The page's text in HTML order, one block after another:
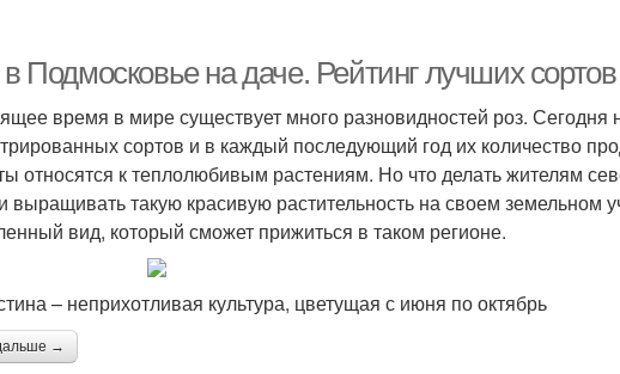
регионов
Подмосковье на даче. Рейтинг лучших
время в мире существует много разновидностей роз.
сортов и в каждый последующий год их количество
относятся к теплолюбивым растениям. Но что делать жителям
выращивать такую красивую растительность на своем земельном
вид, который сможет прижиться в таком регионе.
– неприхотливая культура, цветущая с июня по октябрь
→